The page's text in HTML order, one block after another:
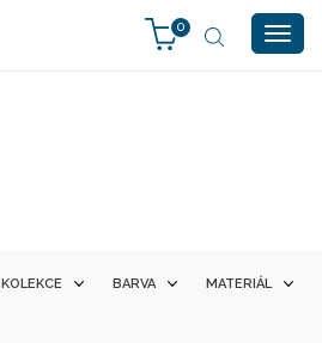
0
KOLEKCE BARVA MATERIÁL